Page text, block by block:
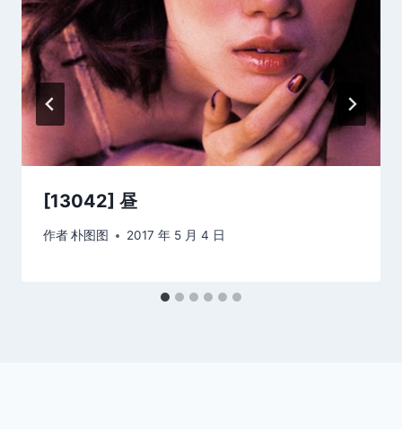
[13042] 昼
作者朴图图 2017 年 5 月 4 日